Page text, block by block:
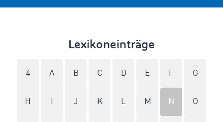
Lexikoneinträge
4 A B C D E F G
H J K L M N O